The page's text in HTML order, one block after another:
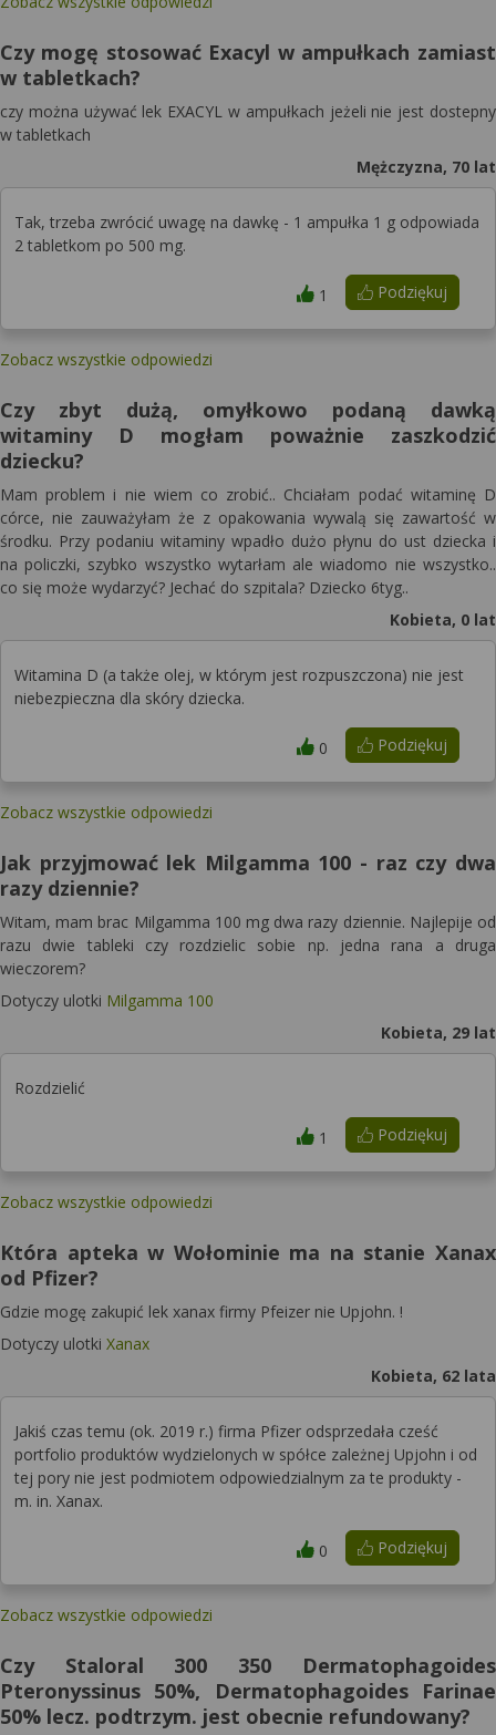
Czy mogę stosować Exacyl w ampułkach zamiast
w tabletkach?
czy można używać lek EXACYL w ampułkach jeżeli nie jest dostepny
w tabletkach
Mężczyzna, 70 lat
Tak, trzeba zwrócić uwagę na dawkę - 1 ampułka 1 g odpowiada
2 tabletkom po 500 mg.
Podziękuj
1
Zobacz wszystkie odpowiedzi
Czy zbyt dużą, omyłkowo podaną dawką
witaminy D mogłam poważnie zaszkodzić
dziecku?
Mam problem i nie wiem co zrobić.. Chciałam podać witaminę D
córce, nie zauważyłam że z opakowania wywalą się zawartość w
środku. Przy podaniu witaminy wpadło dużo płynu do ust dziecka i
na policzki, szybko wszystko wytarłam ale wiadomo nie wszystko..
co się może wydarzyć? Jechać do szpitala? Dziecko 6tyg..
Kobieta, 0 lat
Witamina D (a także olej, w którym jest rozpuszczona) nie jest
niebezpieczna dla skóry dziecka.
Podziękuj
0
Zobacz wszystkie odpowiedzi
Jak przyjmować lek Milgamma 100 - raz czy dwa
razy dziennie?
Witam, mam brac Milgamma 100 mg dwa razy dziennie. Najlepije od
razu dwie tableki czy rozdzielic sobie np. jedna rana a druga
wieczorem?
Dotyczy ulotki Milgamma 100
Kobieta, 29 lat
Rozdzielić
Podziękuj
1
Zobacz wszystkie odpowiedzi
Która apteka w Wołominie ma na stanie Xanax
od Pfizer?
Gdzie mogę zakupić lek xanax firmy Pfeizer nie Upjohn. !
Dotyczy ulotki Xanax
Kobieta, 62 lata
Jakiś czas temu (ok. 2019 r.) firma Pfizer odsprzedała cześć
portfolio produktów wydzielonych w spółce zależnej Upjohn i od
tej pory nie jest podmiotem odpowiedzialnym za te produkty -
m. in. Xanax.
Podziękuj
0
Zobacz wszystkie odpowiedzi
Czy Staloral 300 350 Dermatophagoides
Pteronyssinus 50%, Dermatophagoides Farinae
50% lecz. podtrzym. jest obecnie refundowany?